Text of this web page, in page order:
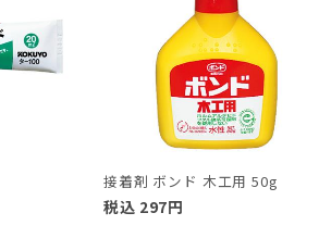
接着剤 ボンド 木工用 50g
税込 297円